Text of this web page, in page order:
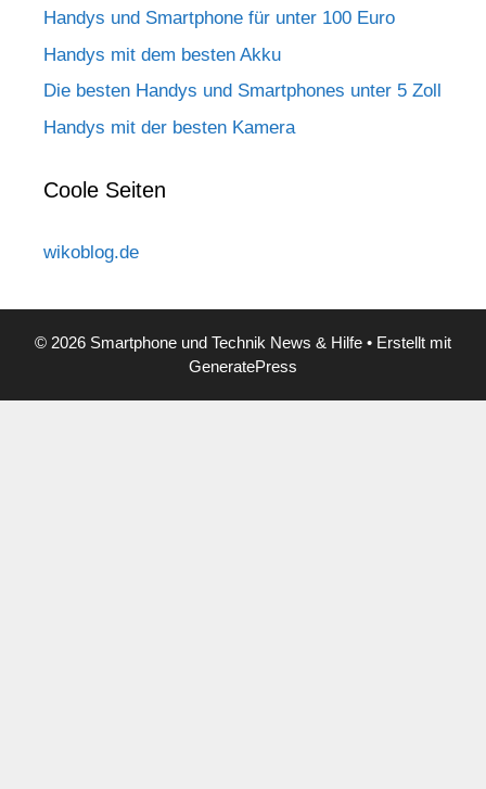
Handys und Smartphone für unter 100 Euro
Handys mit dem besten Akku
Die besten Handys und Smartphones unter 5 Zoll
Handys mit der besten Kamera
Coole Seiten
wikoblog.de
© 2026 Smartphone und Technik News & Hilfe • Erstellt mit
GeneratePress